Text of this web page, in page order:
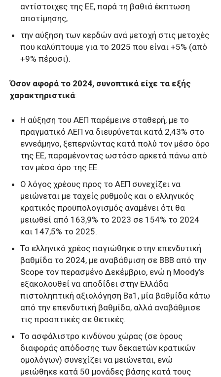
αντίστοιχες της ΕΕ, παρά τη βαθιά έκπτωση
αποτίμησης,
την αύξηση των κερδών ανά μετοχή στις μετοχές
που καλύπτουμε για το 2025 που είναι +5% (από
+9% πέρυσι).
Όσον αφορά το 2024, συνοπτικά είχε τα εξής
χαρακτηριστικά:
Η αύξηση του ΑΕΠ παρέμεινε σταθερή, με το
πραγματικό ΑΕΠ να διευρύνεται κατά 2,43% στο
εννεάμηνο, ξεπερνώντας κατά πολύ τον μέσο όρο
της ΕΕ, παραμένοντας ωστόσο αρκετά πάνω από
τον μέσο όρο της ΕΕ.
Ο λόγος χρέους προς το ΑΕΠ συνεχίζει να
μειώνεται με ταχείς ρυθμούς και ο ελληνικός
κρατικός προϋπολογισμός αναμένει ότι θα
μειωθεί από 163,9% το 2023 σε 154% το 2024
και 147,5% το 2025.
Το ελληνικό χρέος παγιώθηκε στην επενδυτική
βαθμίδα το 2024, με αναβάθμιση σε BBB από την
Scope τον περασμένο Δεκέμβριο, ενώ η Moody’s
εξακολουθεί να αποδίδει στην Ελλάδα
πιστοληπτική αξιολόγηση Ba1, μία βαθμίδα κάτω
από την επενδυτική βαθμίδα, αλλά αναβάθμισε
τις προοπτικές σε θετικές.
Το ασφάλιστρο κινδύνου χώρας (σε όρους
διαφοράς απόδοσης των δεκαετών κρατικών
ομολόγων) συνεχίζει να μειώνεται, ενώ
μειώθηκε κατά 50 μονάδες βάσης κατά τους